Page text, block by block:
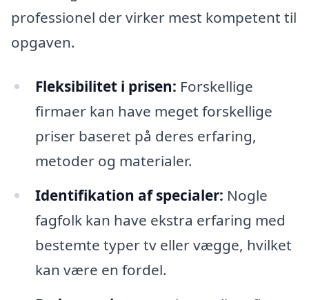
professionel der virker mest kompetent til
opgaven.
Fleksibilitet i prisen: Forskellige
firmaer kan have meget forskellige
priser baseret på deres erfaring,
metoder og materialer.
Identifikation af specialer: Nogle
fagfolk kan have ekstra erfaring med
bestemte typer tv eller vægge, hvilket
kan være en fordel.